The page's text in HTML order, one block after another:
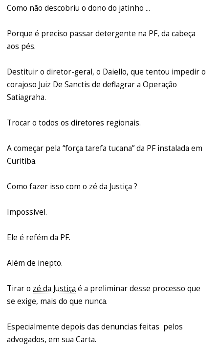
Como não descobriu o dono do jatinho ...
Porque é preciso passar detergente na PF, da cabeça
aos pés.
Destituir o diretor-geral, o Daiello, que tentou impedir o
corajoso Juiz De Sanctis de deflagrar a Operação
Satiagraha.
Trocar o todos os diretores regionais.
A começar pela “força tarefa tucana” da PF instalada em
Curitiba.
Como fazer isso com o zé da Justiça ?
Impossível.
Ele é refém da PF.
Além de inepto.
Tirar ozé da Justiçaé a preliminar desse processo que
se exige, mais do que nunca.
Especialmente depois das denuncias feitas pelos
advogados, em sua Carta.